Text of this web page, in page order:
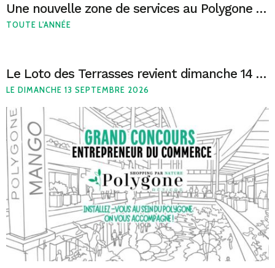
Une nouvelle zone de services au Polygone Béziers
TOUTE L'ANNÉE
Le Loto des Terrasses revient dimanche 14 juin !
LE DIMANCHE 13 SEPTEMBRE 2026